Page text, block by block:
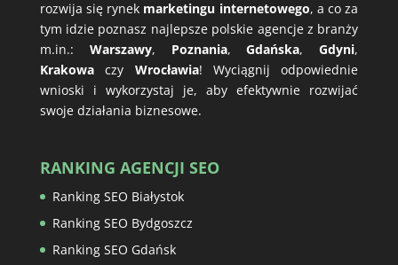
rozwija się rynek marketingu internetowego, a co za
tym idzie poznasz najlepsze polskie agencje z branży
m.in.: Warszawy, Poznania,Gdańska,Gdyni,
Krakowaczy Wrocławia! Wyciągnij odpowiednie
wnioski i wykorzystaj je, aby efektywnie rozwijać
swoje działania biznesowe.
RANKING AGENCJI SEO
Ranking SEO Białystok
Ranking SEO Bydgoszcz
Ranking SEO Gdańsk